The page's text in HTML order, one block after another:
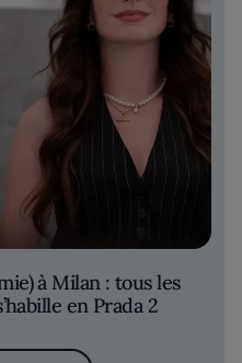
à Milan : tous les
en Prada 2